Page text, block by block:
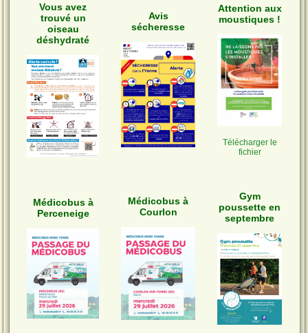
Vous avez
trouvé un
oiseau
déshydraté
Avis
sécheresse
Attention aux
moustiques !
Télécharger le
fichier
Médicobus à
Perceneige
Médicobus à
Courlon
Gym
poussette en
septembre